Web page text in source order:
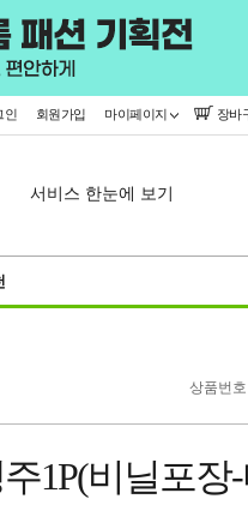
인 회원가입 마이페이지 장바
서비스 한눈에 보기
상품번호
1P(비닐포장